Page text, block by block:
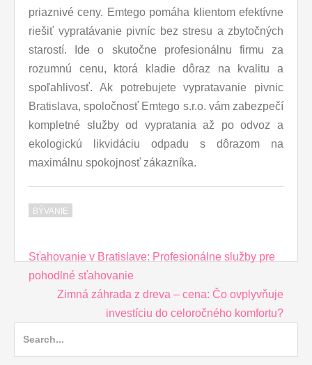
priaznivé ceny. Emtego pomáha klientom efektívne
riešiť vypratávanie pivníc bez stresu a zbytočných
starostí. Ide o skutočne profesionálnu firmu za
rozumnú cenu, ktorá kladie dôraz na kvalitu a
spoľahlivosť. Ak potrebujete vypratavanie pivnic
Bratislava, spoločnosť Emtego s.r.o. vám zabezpečí
kompletné služby od vypratania až po odvoz a
ekologickú likvidáciu odpadu s dôrazom na
maximálnu spokojnosť zákazníka.
BÝVANIE
Post
navigation
Sťahovanie v Bratislave: Profesionálne služby pre
pohodlné sťahovanie
Zimná záhrada z dreva – cena: Čo ovplyvňuje
investíciu do celoročného komfortu?